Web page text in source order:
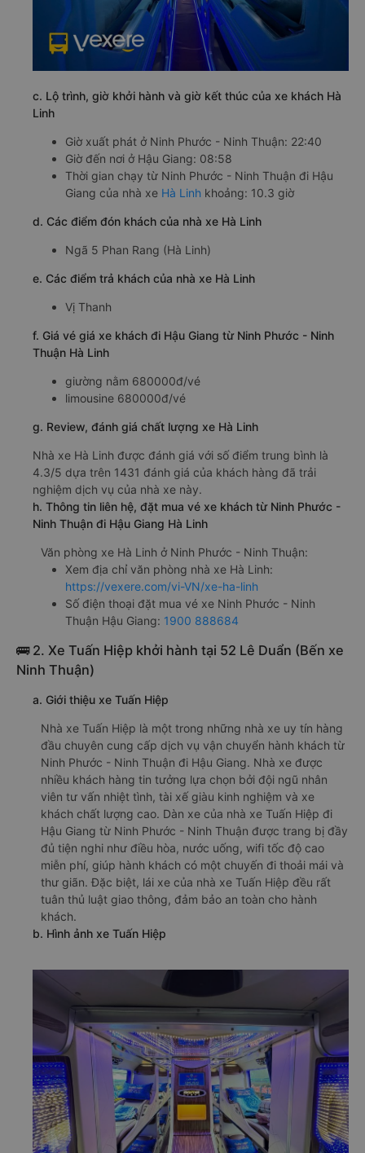
c. Lộ trình, giờ khởi hành và giờ kết thúc của xe khách Hà
Linh
Giờ xuất phát ở Ninh Phước - Ninh Thuận: 22:40
Giờ đến nơi ở Hậu Giang: 08:58
Thời gian chạy từ Ninh Phước - Ninh Thuận đi Hậu
Giang của nhà xe Hà Linh khoảng: 10.3 giờ
d. Các điểm đón khách của nhà xe Hà Linh
Ngã 5 Phan Rang (Hà Linh)
e. Các điểm trả khách của nhà xe Hà Linh
Vị Thanh
f. Giá vé giá xe khách đi Hậu Giang từ Ninh Phước - Ninh
Thuận Hà Linh
giường nằm 680000đ/vé
limousine 680000đ/vé
g. Review, đánh giá chất lượng xe Hà Linh
Nhà xe Hà Linh được đánh giá với số điểm trung bình là
4.3/5 dựa trên 1431 đánh giá của khách hàng đã trải
nghiệm dịch vụ của nhà xe này.
h. Thông tin liên hệ, đặt mua vé xe khách từ Ninh Phước -
Ninh Thuận đi Hậu Giang Hà Linh
Văn phòng xe Hà Linh ở Ninh Phước - Ninh Thuận:
Xem địa chỉ văn phòng nhà xe Hà Linh:
https://vexere.com/vi-VN/xe-ha-linh
Số điện thoại đặt mua vé xe Ninh Phước - Ninh
Thuận Hậu Giang: 1900 888684
🚌 2. Xe Tuấn Hiệp khởi hành tại 52 Lê Duẩn (Bến xe
Ninh Thuận)
a. Giới thiệu xe Tuấn Hiệp
Nhà xe Tuấn Hiệp là một trong những nhà xe uy tín hàng
đầu chuyên cung cấp dịch vụ vận chuyển hành khách từ
Ninh Phước - Ninh Thuận đi Hậu Giang. Nhà xe được
nhiều khách hàng tin tưởng lựa chọn bởi đội ngũ nhân
viên tư vấn nhiệt tình, tài xế giàu kinh nghiệm và xe
khách chất lượng cao. Dàn xe của nhà xe Tuấn Hiệp đi
Hậu Giang từ Ninh Phước - Ninh Thuận được trang bị đầy
đủ tiện nghi như điều hòa, nước uống, wifi tốc độ cao
miễn phí, giúp hành khách có một chuyến đi thoải mái và
thư giãn. Đặc biệt, lái xe của nhà xe Tuấn Hiệp đều rất
tuân thủ luật giao thông, đảm bảo an toàn cho hành
khách.
b. Hình ảnh xe Tuấn Hiệp